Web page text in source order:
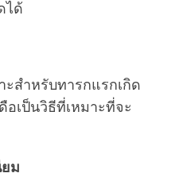
ได้
สำหรับทารกแรกเกิด
เป็นวิธีที่เหมาะที่จะ
ยม